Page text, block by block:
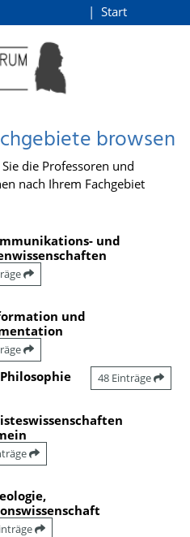
Start
browsen
die Professoren und
nach Ihrem Fachgebiet
und
und
48 Einträge